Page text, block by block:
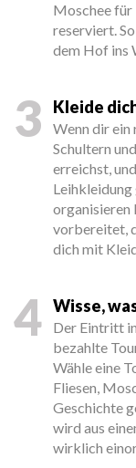
Moschee
reserviert.
dem Hof ins
3 Kleide
Wenn dir ein
Schultern
erreichst,
Leihkleidung
organisieren
vorbereitet,
dich mit
4 Wisse,
Der Eintritt
bezahlte
Wähle eine
Fliesen,
Geschichte
wird aus
wirklich